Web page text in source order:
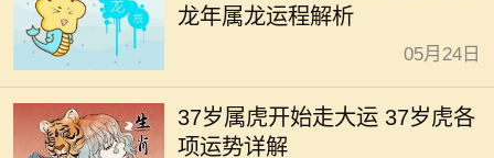
龙年属龙运程解析
05月24日
37岁属虎开始走大运 37岁虎各
项运势详解